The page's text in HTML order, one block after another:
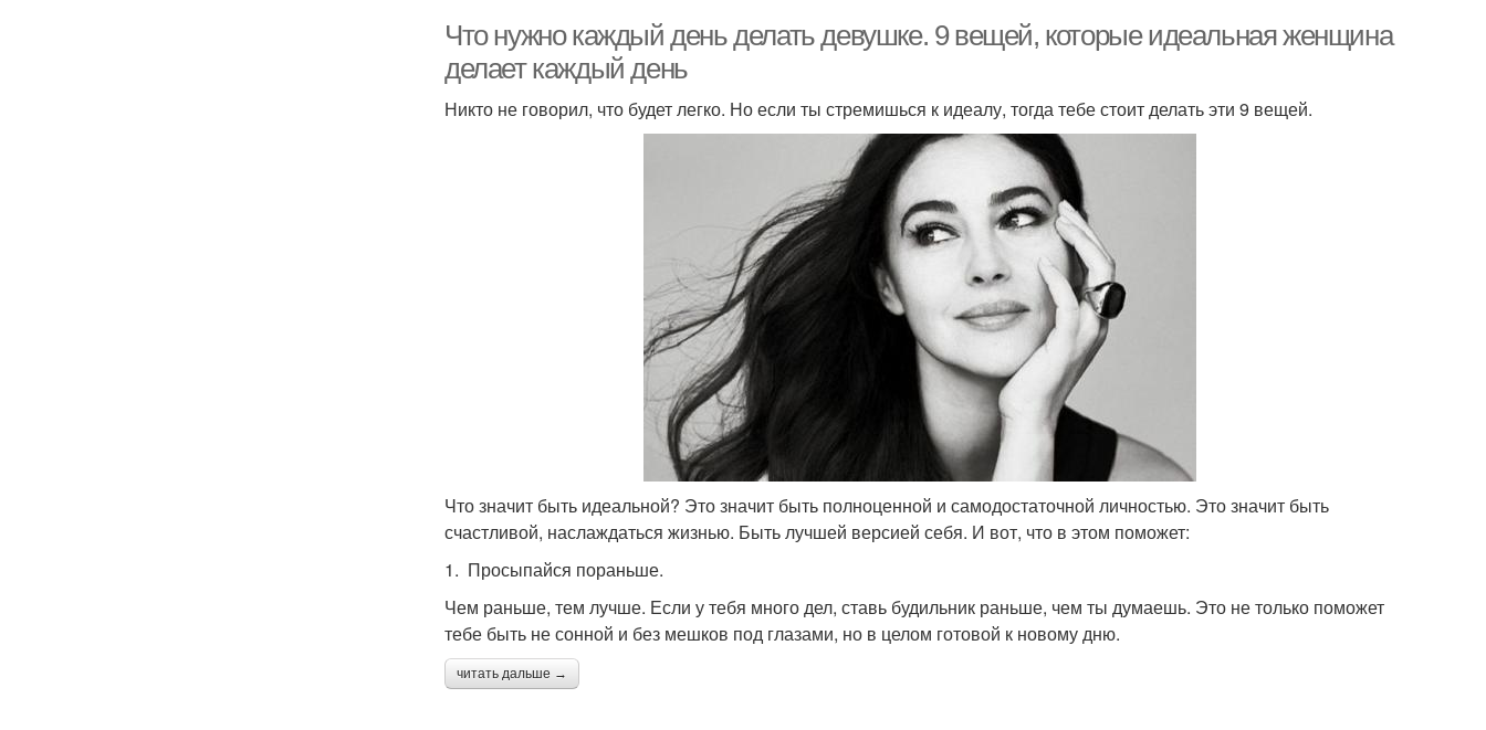
Что нужно каждый день делать девушке. 9 вещей, которые идеальная женщина
делает каждый день
Никто не говорил, что будет легко. Но если ты стремишься к идеалу, тогда тебе стоит делать эти 9 вещей.
Что значит быть идеальной? Это значит быть полноценной и самодостаточной личностью. Это значит быть
счастливой, наслаждаться жизнью. Быть лучшей версией себя. И вот, что в этом поможет:
1. Просыпайся пораньше.
Чем раньше, тем лучше. Если у тебя много дел, ставь будильник раньше, чем ты думаешь. Это не только поможет
тебе быть не сонной и без мешков под глазами, но в целом готовой к новому дню.
читать дальше →